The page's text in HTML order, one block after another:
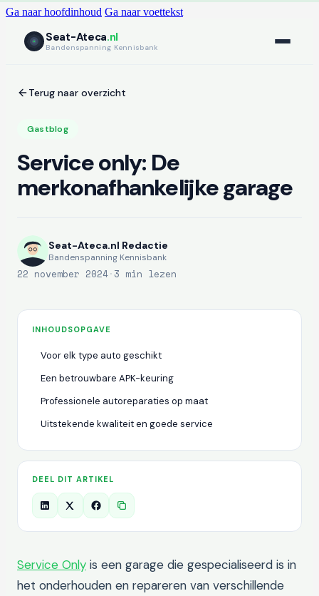
Ga naar hoofdinhoud Ga naar voettekst
Seat-Ateca.nl
Bandenspanning Kennisbank
Terug naar overzicht
Gastblog
Service only: De
merkonafhankelijke garage
Seat-Ateca.nl Redactie
Bandenspanning Kennisbank
22 november 2024· 3 min lezen
INHOUDSOPGAVE
Voor elk type auto geschikt
Een betrouwbare APK-keuring
Professionele autoreparaties op maat
Uitstekende kwaliteit en goede service
DEEL DIT ARTIKEL
Service Only is een garage die gespecialiseerd is in
het onderhouden en repareren van verschillende